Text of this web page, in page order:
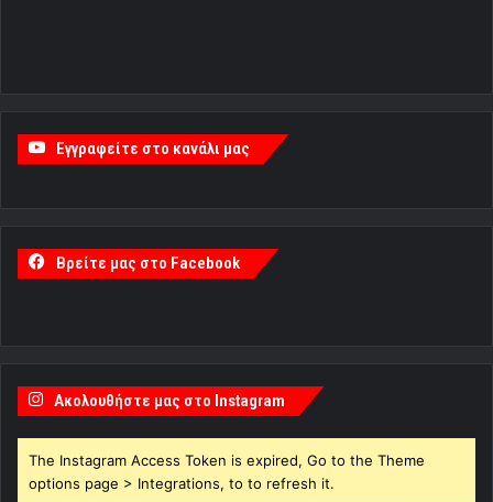
Εγγραφείτε στο κανάλι μας
Βρείτε μας στο Facebook
Ακολουθήστε μας στο Instagram
The Instagram Access Token is expired, Go to the Theme
options page > Integrations, to to refresh it.